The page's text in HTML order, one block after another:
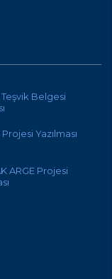
Teşvik Belgesi
Yazılması
ARGE Projesi